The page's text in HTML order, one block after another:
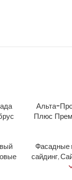
Альта-
Плюс
Фасадные
сайдинг,